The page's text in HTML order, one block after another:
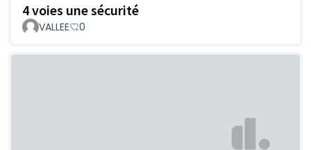
4 voies une sécurité
VALLEE 0